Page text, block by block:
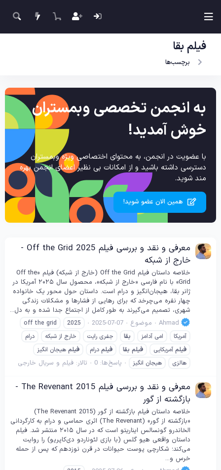
فیلم بقا
برچسب‌ها
به انجمن تخصصی وبمستران
خوش آمدید!
با عضویت در انجمن، به محتوای اختصاصی ویژه وبمستران
دسترسی داشته باشید و از امکانات بی نظیر اعضای انجمن بهره
مند شوید.
همین الان عضو شوید!
معرفی و نقد و بررسی فیلم Off the Grid 2025 -
خارج از شبکه
خلاصه داستان فیلم Off the Grid (خارج از شبکه) فیلم «Off the
Grid» با نام فارسی «خارج از شبکه»، محصول سال ۲۰۲۵ آمریکا در
ژانر بقا، هیجان‌انگیز و درام است. داستان حول محور یک خانواده
چهار نفره می‌چرخد که برای رهایی از فشارها و مشکلات زندگی
شهری، تصمیم می‌گیرند به طور کامل از اجتماع جدا شده و به دل...
Ahmad
موضوع 2025-07-07
2025
off the grid
آمریکا
امی آدامز بقا جفری رایت خارج از شبکه
درام
فیلم آمریکایی فیلم بقا فیلم درام فیلم هیجان انگیز
هالزی
هیجان انگیز پاسخ‌ها: 0 تالار: فیلم و سریال خارجی
معرفی و نقد و بررسی فیلم The Revenant 2015 -
بازگشته از گور
خلاصه داستان فیلم بازگشته از گور (The Revenant 2015)
«بازگشته از گور» (The Revenant) اثری حماسی و درام به کارگردانی
الخاندرو گونسالس ایناریتو است که در سال ۲۰۱۵ منتشر شد. فیلم
داستان واقعی هیو گلس (با بازی لئوناردو دی‌کاپریو) را روایت
می‌کند؛ شکارچی پوست حیوانات در قرن نوزدهم که پس از حمله
خرس و...